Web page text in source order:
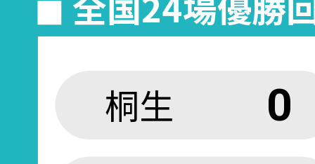
桐生 0